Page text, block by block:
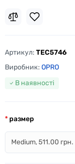
Артикул: TEC5746
Виробник: OPRO
В наявності
размер